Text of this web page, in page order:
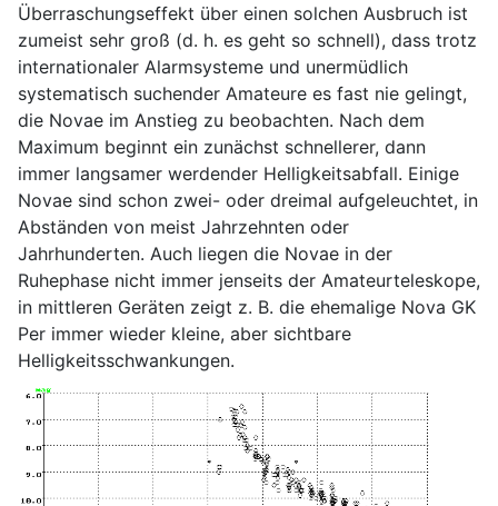
Überraschungseffekt über einen solchen Ausbruch ist
zumeist sehr groß (d. h. es geht so schnell), dass trotz
internationaler Alarmsysteme und unermüdlich
systematisch suchender Amateure es fast nie gelingt,
die Novae im Anstieg zu beobachten. Nach dem
Maximum beginnt ein zunächst schnellerer, dann
immer langsamer werdender Helligkeitsabfall. Einige
Novae sind schon zwei- oder dreimal aufgeleuchtet, in
Abständen von meist Jahrzehnten oder
Jahrhunderten. Auch liegen die Novae in der
Ruhephase nicht immer jenseits der Amateurteleskope,
in mittleren Geräten zeigt z. B. die ehemalige Nova GK
Per immer wieder kleine, aber sichtbare
Helligkeitsschwankungen.